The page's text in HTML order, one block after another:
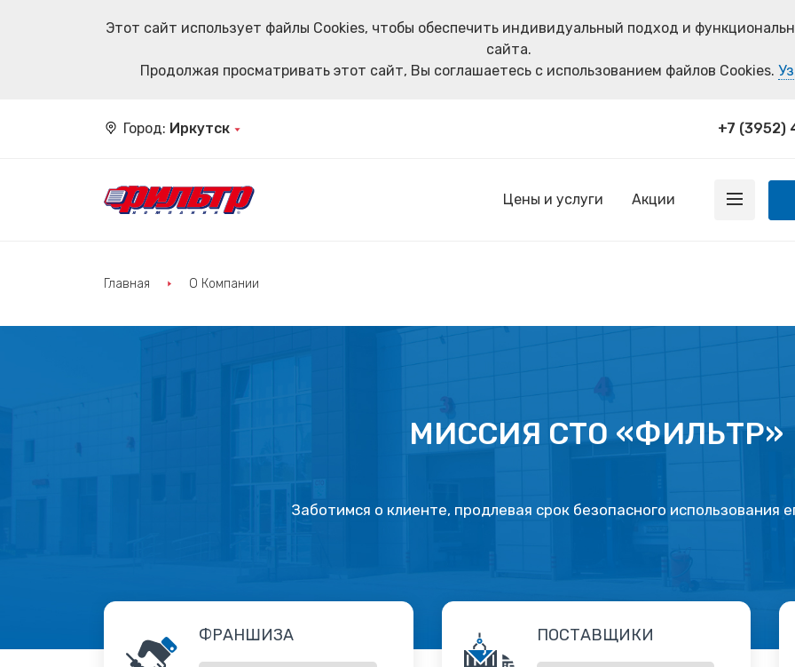
Этот сайт использует файлы Cookies, чтобы обеспечить индивидуальный подход и
сайта.
Продолжая просматривать этот сайт, Вы соглашаетесь с использованием файлов Cookies.
Город: Иркутск +7 (3952)
Цены и услуги Акции
Главная О Компании
МИССИЯ СТО «ФИЛЬТР»
Заботимся о клиенте, продлевая срок безопасного использования
ФРАНШИЗА ПОСТАВЩИКИ